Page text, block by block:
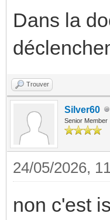
Dans la
Trouver
Silver60
Senior Member
24/05/2026,
non c'est